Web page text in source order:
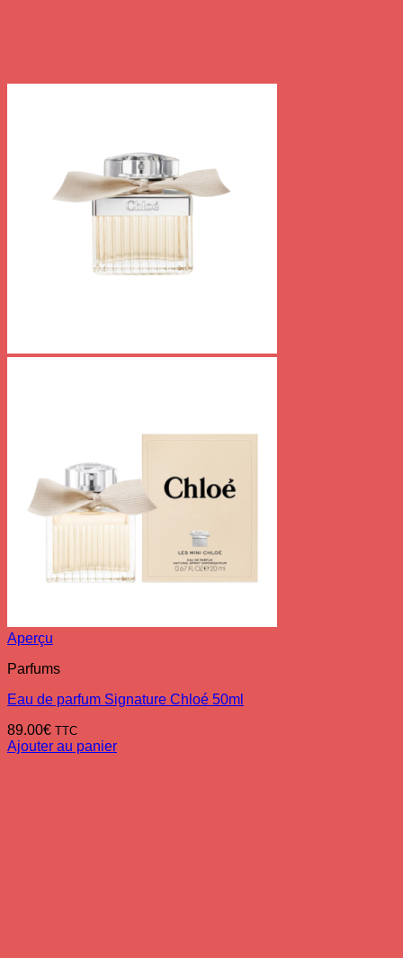
Aperçu
Parfums
Eau de parfum Signature Chloé 50ml
89.00€ TTC
Ajouter au panier